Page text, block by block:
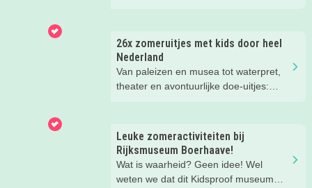
familieprogramma... lees mee en vul
de vakantie met allemaal leuke uitjes
en activiteiten!
26x zomeruitjes met kids door heel
Nederland
Van paleizen en musea tot waterpret,
theater en avontuurlijke doe-uitjes:
Leuke zomeractiviteiten bij
Rijksmuseum Boerhaave!
Wat is waarheid? Geen idee! Wel
weten we dat dit Kidsproof museum